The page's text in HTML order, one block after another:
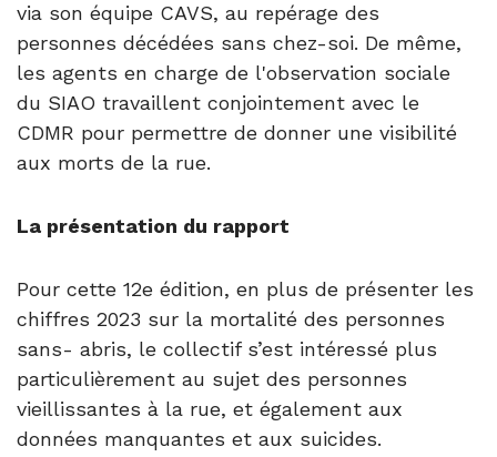
via son équipe CAVS, au repérage des
personnes décédées sans chez-soi. De même,
les agents en charge de l'observation sociale
du SIAO travaillent conjointement avec le
CDMR pour permettre de donner une visibilité
aux morts de la rue.
La présentation du rapport
Pour cette 12e édition, en plus de présenter les
chiffres 2023 sur la mortalité des personnes
sans- abris, le collectif s’est intéressé plus
particulièrement au sujet des personnes
vieillissantes à la rue, et également aux
données manquantes et aux suicides.